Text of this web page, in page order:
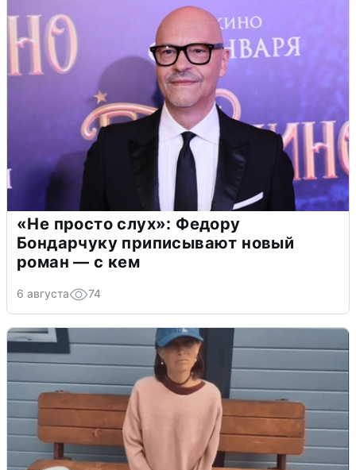
«Не просто слух»: Федору
Бондарчуку приписывают новый
роман — с кем
6 августа 74